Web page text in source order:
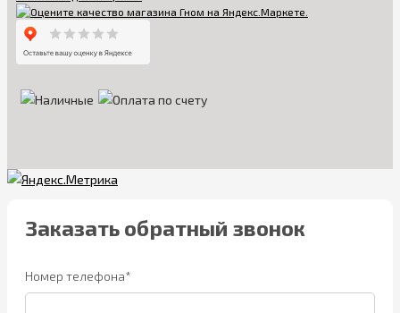
Заказать обратный звонок
Номер телефона*